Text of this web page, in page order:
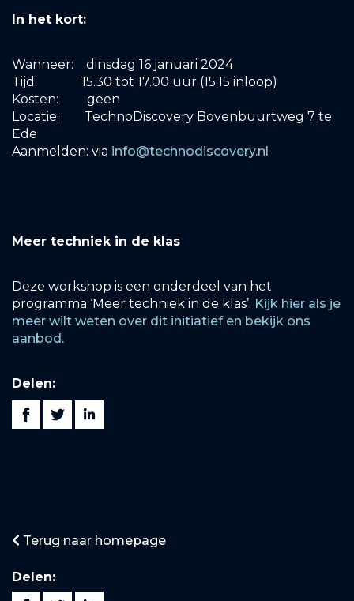
In het kort:
Wanneer: dinsdag 16 januari 2024
Tijd: 15.30 tot 17.00 uur (15.15 inloop)
Kosten: geen
Locatie: TechnoDiscovery Bovenbuurtweg 7 te
Ede
Aanmelden: via info@technodiscovery.nl
Meer techniek in de klas
Deze workshop is een onderdeel van het
programma ‘Meer techniek in de klas’. Kijk hier als je
meer wilt weten over dit initiatief en bekijk ons
aanbod.
Delen:
Terug naar homepage
Delen: